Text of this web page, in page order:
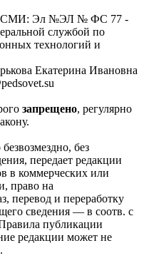
СМИ: Эл №ЭЛ № ФС 77 -
службой по
технологий и
Екатерина Ивановна
запрещено, регулярно
без
передает редакции
в коммерческих или
право на
перевод и переработку
сведения — в соотв. с
публикации
редакции может не